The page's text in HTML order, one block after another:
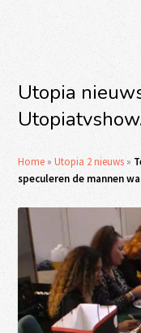
Utopia
Home »Utopia 2 nieuws »
speculeren de mannen